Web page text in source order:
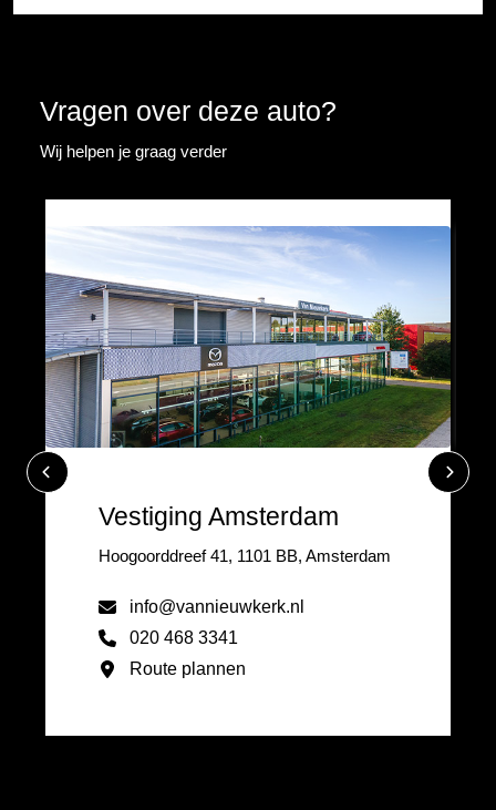
Vragen over deze auto?
Wij helpen je graag verder
Vestiging Amsterdam
Hoogoorddreef 41, 1101 BB, Amsterdam
info@vannieuwkerk.nl
020 468 3341
Route plannen